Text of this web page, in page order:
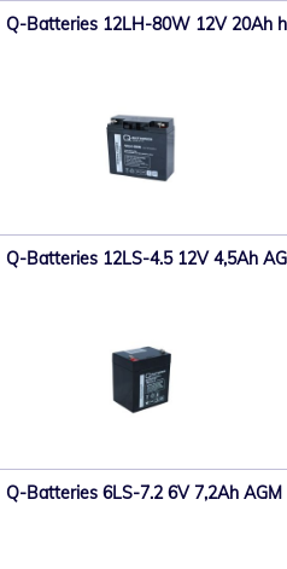
Q-Batteries 12LH-80W 12V 20Ah
Q-Batteries 12LS-4.5 12V 4,5Ah
Q-Batteries 6LS-7.2 6V 7,2Ah